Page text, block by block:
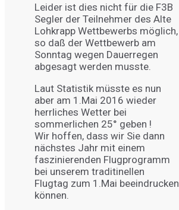
Leider ist dies nicht für die F3B
Segler der Teilnehmer des Alte
Lohkrapp Wettbewerbs möglich,
so daß der Wettbewerb am
Sonntag wegen Dauerregen
abgesagt werden musste.
Laut Statistik müsste es nun
aber am 1.Mai 2016 wieder
herrliches Wetter bei
sommerlichen 25° geben !
Wir hoffen, dass wir Sie dann
nächstes Jahr mit einem
faszinierenden Flugprogramm
bei unserem traditinellen
Flugtag zum 1.Mai beeindrucken
können.